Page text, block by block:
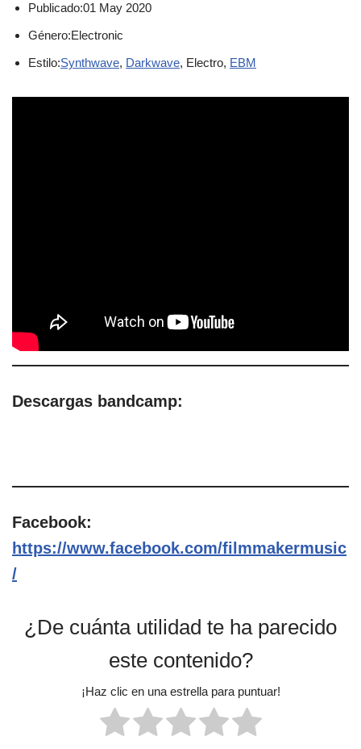
Publicado:01 May 2020
Género:Electronic
Estilo:Synthwave, Darkwave, Electro, EBM
Descargas bandcamp:
Facebook:
https://www.facebook.com/filmmakermusic
/
¿De cuánta utilidad te ha parecido
este contenido?
¡Haz clic en una estrella para puntuar!